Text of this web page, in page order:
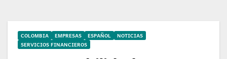
COLOMBIA EMPRESAS ESPAÑOL
NOTICIAS
SERVICIOS FINANCIEROS